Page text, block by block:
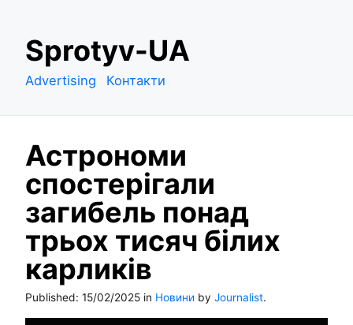
k
c
o
n
t
e
n
t
Sprotyv-UA
Advertising Контакти
Астрономи
спостерігали
загибель понад
трьох тисяч білих
карликів
Published: 15/02/2025 in Новини by Journalist.